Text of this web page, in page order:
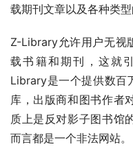
载期刊文章以及各种类型
Z-Library允许用户无视
载书籍和期刊，这就
Library是一个提供数百
库，出版商和图书作者
质上是反对影子图书馆
而言都是一个非法网站。